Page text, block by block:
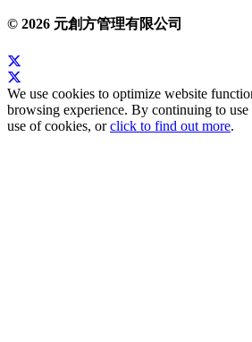
© 2026 元創方管理有限公司
We use cookies to optimize website
browsing experience. By continuing to use
use of cookies, orclick to find out more.